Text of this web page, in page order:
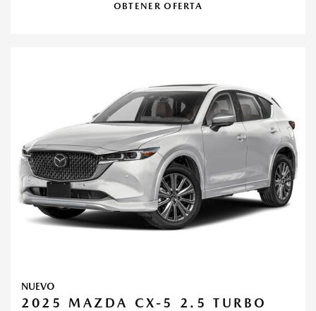
OBTENER OFERTA
NUEVO
2025 MAZDA CX-5 2.5 TURBO